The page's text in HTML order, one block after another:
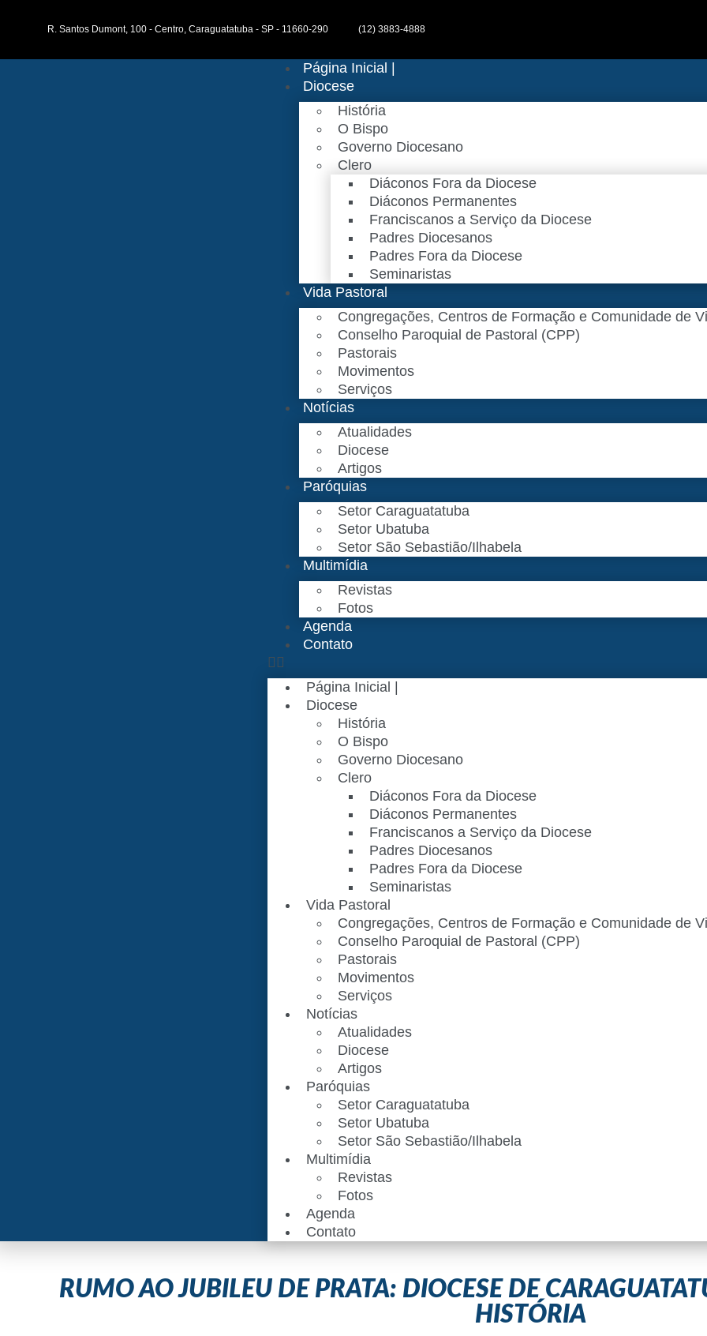
R. Santos Dumont, 100 - Centro, Caraguatatuba - SP - 11660-290 (12) 3883-4888
Página Inicial |
Diocese
História
O Bispo
Governo Diocesano
Clero
Diáconos Fora da Diocese
Diáconos Permanentes
Franciscanos a Serviço da Diocese
Padres Diocesanos
Padres Fora da Diocese
Seminaristas
Vida Pastoral
Congregações, Centros de Formação e Comunidade de
Conselho Paroquial de Pastoral (CPP)​
Pastorais
Movimentos
Serviços
Notícias
Atualidades
Diocese
Artigos
Paróquias
Setor Caraguatatuba
Setor Ubatuba
Setor São Sebastião/Ilhabela
Multimídia
Revistas
Fotos
Agenda
Contato
Página Inicial |
Diocese
História
O Bispo
Governo Diocesano
Clero
Diáconos Fora da Diocese
Diáconos Permanentes
Franciscanos a Serviço da Diocese
Padres Diocesanos
Padres Fora da Diocese
Seminaristas
Vida Pastoral
Congregações, Centros de Formação e Comunidade de
Conselho Paroquial de Pastoral (CPP)​
Pastorais
Movimentos
Serviços
Notícias
Atualidades
Diocese
Artigos
Paróquias
Setor Caraguatatuba
Setor Ubatuba
Setor São Sebastião/Ilhabela
Multimídia
Revistas
Fotos
Agenda
Contato
RUMO AO JUBILEU DE PRATA: DIOCESE DE
HISTÓRIA